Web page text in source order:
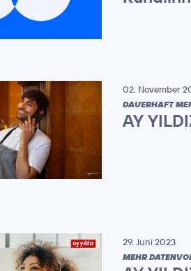
02. November
DAUERHAFT
AY
29. Juni 2023
MEHR